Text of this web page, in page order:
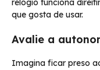
relógio funciona
que gosta de usar.
Avalie a
Imagina ficar preso